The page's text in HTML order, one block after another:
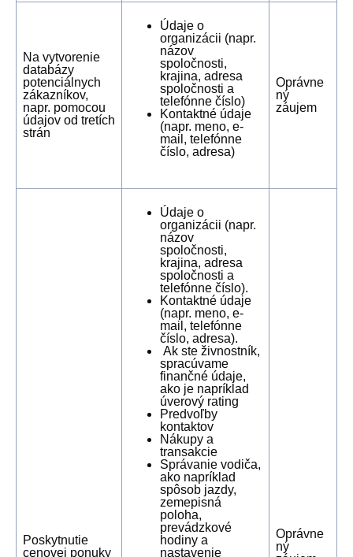
Na vytvorenie
databázy
potenciálnych
zákazníkov,
napr. pomocou
údajov od tretích
strán
Údaje o
organizácii (napr.
názov
spoločnosti,
krajina, adresa
spoločnosti a
telefónne číslo)
Kontaktné údaje
(napr. meno, e-
mail, telefónne
číslo, adresa)
Oprávne
ný
záujem
Poskytnutie
cenovej ponuky
Údaje o
organizácii (napr.
názov
spoločnosti,
krajina, adresa
spoločnosti a
telefónne číslo).
Kontaktné údaje
(napr. meno, e-
mail, telefónne
číslo, adresa).
Ak ste živnostník,
spracúvame
finančné údaje,
ako je napríklad
úverový rating
Predvoľby
kontaktov
Nákupy a
transakcie
Správanie vodiča,
ako napríklad
spôsob jazdy,
zemepisná
poloha,
prevádzkové
hodiny a
nastavenie
Oprávne
ný